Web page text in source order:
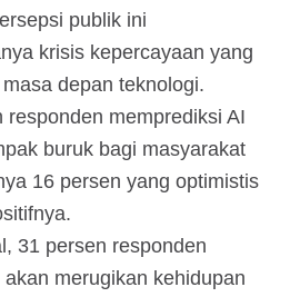
publik ini
krisis kepercayaan yang
depan teknologi.
responden memprediksi AI
buruk bagi masyarakat
16 persen yang optimistis
31 persen responden
merugikan kehidupan